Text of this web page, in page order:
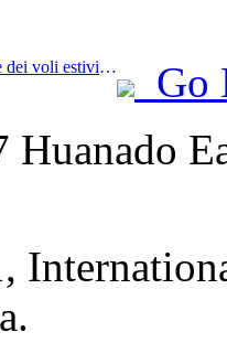
Prev:Con l'inizio della stagione dei voli estivi e autunnali, 41 nuove destinazioni sono state aggiunte ai tre aeroporti dell'isola di Hainan.
Go